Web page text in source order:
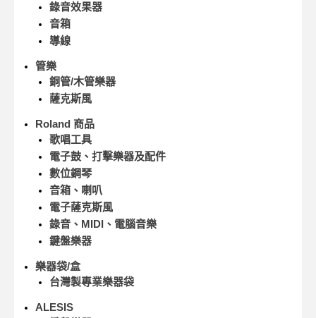
錄音效果器
音箱
導線
管樂
銅管/木管樂器
薩克斯風
Roland 商品
歌唱工具
電子鼓、打擊樂器及配件
數位鋼琴
音箱、喇叭
電子薩克斯風
錄音、MIDI、電腦音樂
鍵盤樂器
樂器袋/盒
台灣製專業樂器袋
ALESIS